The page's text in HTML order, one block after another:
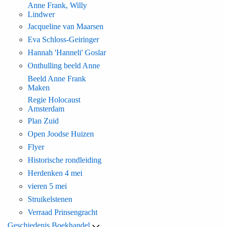
Anne Frank, Willy
Lindwer
Jacqueline van Maarsen
Eva Schloss-Geiringer
Hannah 'Hanneli' Goslar
Onthulling beeld Anne
Beeld Anne Frank
Maken
Regie Holocaust
Amsterdam
Plan Zuid
Open Joodse Huizen
Flyer
Historische rondleiding
Herdenken 4 mei
vieren 5 mei
Struikelstenen
Verraad Prinsengracht